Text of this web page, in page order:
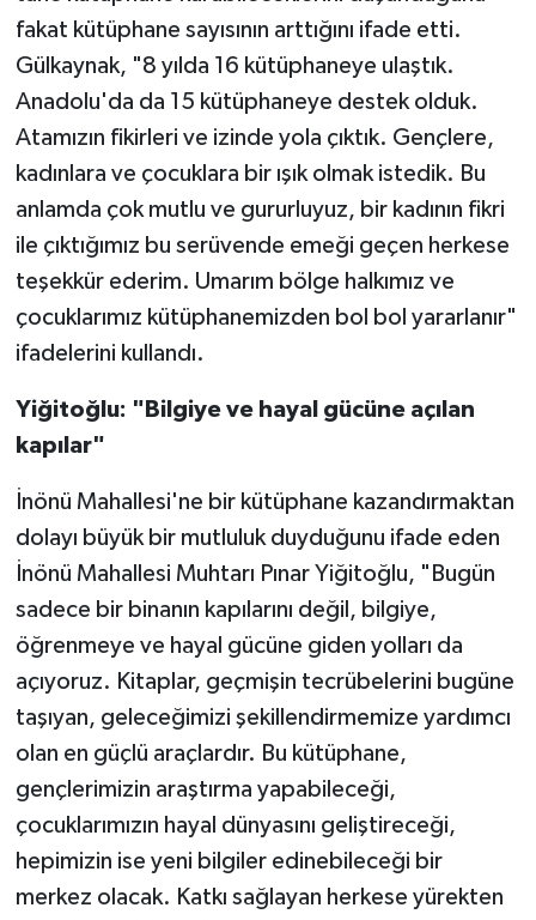
fakat kütüphane sayısının arttığını ifade etti.
Gülkaynak, "8 yılda 16 kütüphaneye ulaştık.
Anadolu'da da 15 kütüphaneye destek olduk.
Atamızın fikirleri ve izinde yola çıktık. Gençlere,
kadınlara ve çocuklara bir ışık olmak istedik. Bu
anlamda çok mutlu ve gururluyuz, bir kadının fikri
ile çıktığımız bu serüvende emeği geçen herkese
teşekkür ederim. Umarım bölge halkımız ve
çocuklarımız kütüphanemizden bol bol yararlanır"
ifadelerini kullandı.
Yiğitoğlu: "Bilgiye ve hayal gücüne açılan
kapılar"
İnönü Mahallesi'ne bir kütüphane kazandırmaktan
dolayı büyük bir mutluluk duyduğunu ifade eden
İnönü Mahallesi Muhtarı Pınar Yiğitoğlu, "Bugün
sadece bir binanın kapılarını değil, bilgiye,
öğrenmeye ve hayal gücüne giden yolları da
açıyoruz. Kitaplar, geçmişin tecrübelerini bugüne
taşıyan, geleceğimizi şekillendirmemize yardımcı
olan en güçlü araçlardır. Bu kütüphane,
gençlerimizin araştırma yapabileceği,
çocuklarımızın hayal dünyasını geliştireceği,
hepimizin ise yeni bilgiler edinebileceği bir
merkez olacak. Katkı sağlayan herkese yürekten